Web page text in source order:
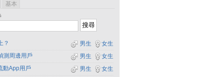
基本
？ 女生
男生
測周邊用戶
女生
男生
動App用戶
女生
男生